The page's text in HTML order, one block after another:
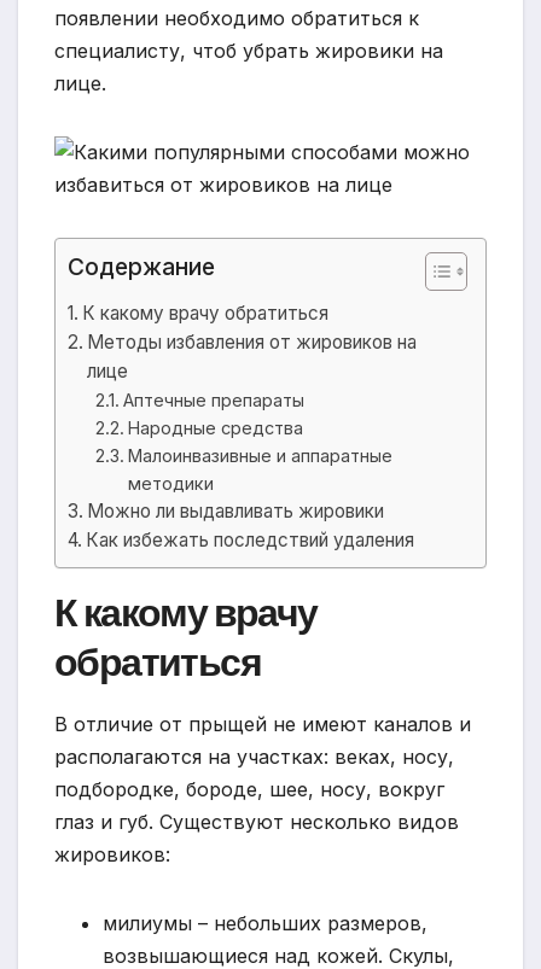
появлении необходимо обратиться к
специалисту, чтоб убрать жировики на
лице.
Содержание
К какому врачу обратиться
Методы избавления от жировиков на
лице
Аптечные препараты
Народные средства
Малоинвазивные и аппаратные
методики
Можно ли выдавливать жировики
Как избежать последствий удаления
К какому врачу
обратиться
В отличие от прыщей не имеют каналов и
располагаются на участках: веках, носу,
подбородке, бороде, шее, носу, вокруг
глаз и губ. Существуют несколько видов
жировиков:
милиумы – небольших размеров,
возвышающиеся над кожей. Скулы,